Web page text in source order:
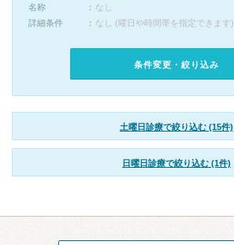
名称
なし
詳細条件
なし (曜日や時間帯を指定できます)
条件変更・絞り込み
土曜日診療で絞り込む (15件)
日曜日診療で絞り込む (1件)